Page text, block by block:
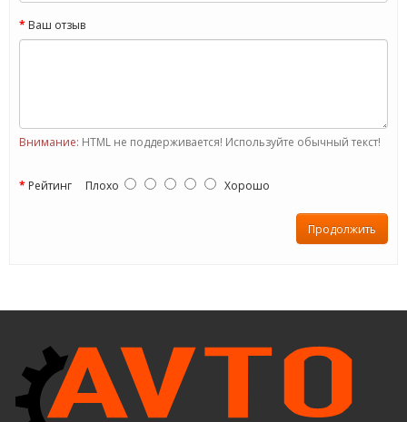
Ваш отзыв
Внимание: HTML не поддерживается! Используйте обычный текст!
Рейтинг Плохо Хорошо
Продолжить